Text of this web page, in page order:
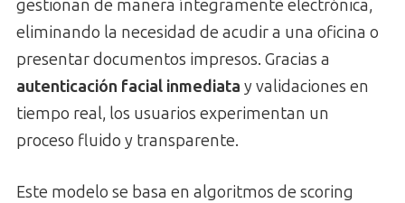
gestionan de manera íntegramente electrónica,
eliminando la necesidad de acudir a una oficina o
presentar documentos impresos. Gracias a
autenticación facial inmediata y validaciones en
tiempo real, los usuarios experimentan un
proceso fluido y transparente.
Este modelo se basa en algoritmos de scoring